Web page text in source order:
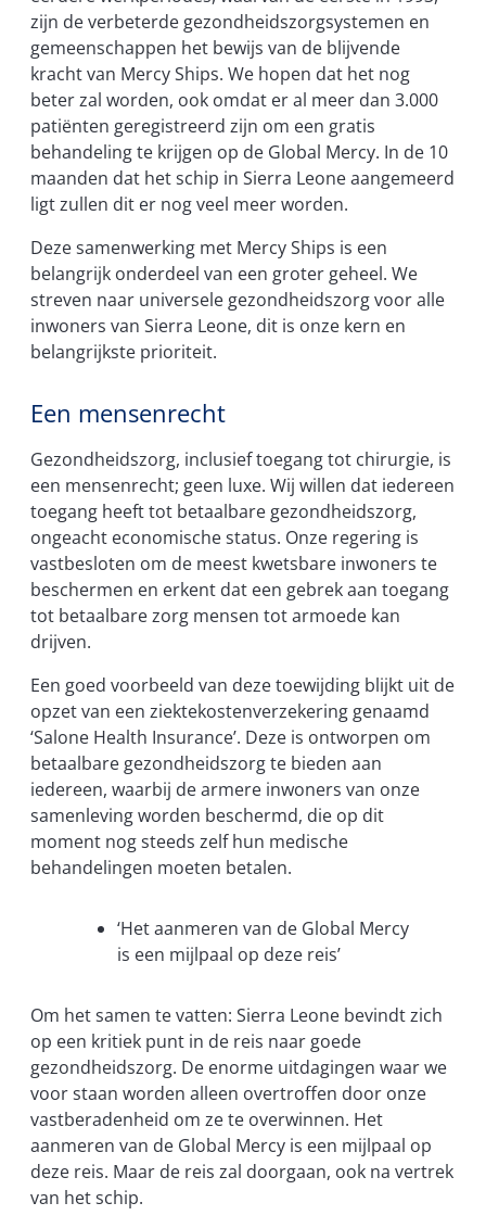
zijn de verbeterde gezondheidszorgsystemen en
gemeenschappen het bewijs van de blijvende
kracht van Mercy Ships. We hopen dat het nog
beter zal worden, ook omdat er al meer dan 3.000
patiënten geregistreerd zijn om een gratis
behandeling te krijgen op de Global Mercy. In de 10
maanden dat het schip in Sierra Leone aangemeerd
ligt zullen dit er nog veel meer worden.
Deze samenwerking met Mercy Ships is een
belangrijk onderdeel van een groter geheel. We
streven naar universele gezondheidszorg voor alle
inwoners van Sierra Leone, dit is onze kern en
belangrijkste prioriteit.
Een mensenrecht
Gezondheidszorg, inclusief toegang tot chirurgie, is
een mensenrecht; geen luxe. Wij willen dat iedereen
toegang heeft tot betaalbare gezondheidszorg,
ongeacht economische status. Onze regering is
vastbesloten om de meest kwetsbare inwoners te
beschermen en erkent dat een gebrek aan toegang
tot betaalbare zorg mensen tot armoede kan
drijven.
Een goed voorbeeld van deze toewijding blijkt uit de
opzet van een ziektekostenverzekering genaamd
‘Salone Health Insurance’. Deze is ontworpen om
betaalbare gezondheidszorg te bieden aan
iedereen, waarbij de armere inwoners van onze
samenleving worden beschermd, die op dit
moment nog steeds zelf hun medische
behandelingen moeten betalen.
‘Het aanmeren van de Global Mercy
is een mijlpaal op deze reis’
Om het samen te vatten: Sierra Leone bevindt zich
op een kritiek punt in de reis naar goede
gezondheidszorg. De enorme uitdagingen waar we
voor staan worden alleen overtroffen door onze
vastberadenheid om ze te overwinnen. Het
aanmeren van de Global Mercy is een mijlpaal op
deze reis. Maar de reis zal doorgaan, ook na vertrek
van het schip.